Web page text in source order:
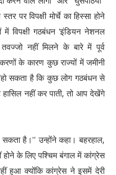
पर विपक्षी मोर्चे का हिस्सा होने
विपक्षी गठबंधन ‘इंडियन नेशनल
नहीं मिलने के बारे में पूर्व
के कारण कुछ राज्यों में जमीनी
सकता है कि कुछ लोग गठबंधन से
नहीं कर पाती, तो आप देखेंगे
सकता है।'' उन्होंने कहा। बहरहाल,
के लिए पश्चिम बंगाल में कांग्रेस
हुआ क्योंकि कांग्रेस ने इसमें देरी